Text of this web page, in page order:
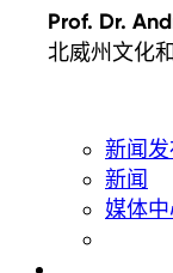
新闻发
新闻
媒体
Prof. Dr.
北威州文化